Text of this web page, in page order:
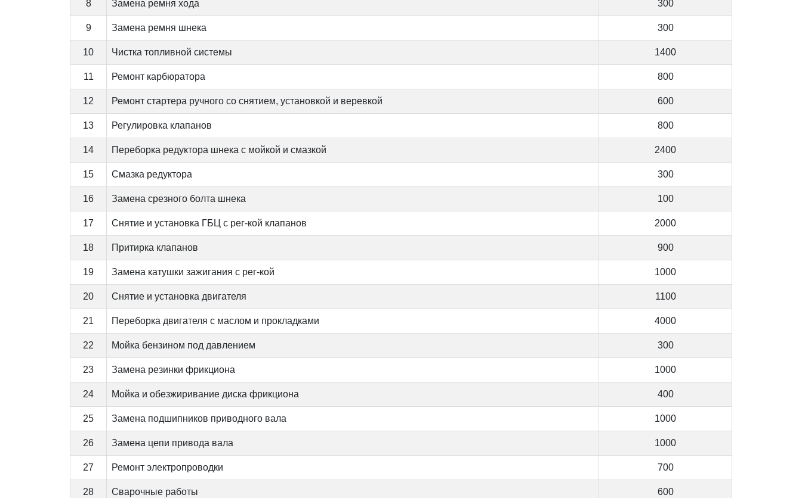
8 Замена ремня хода 300
9 Замена ремня шнека 300
10 Чистка топливной системы 1400
11 Ремонт карбюратора 800
12 Ремонт стартера ручного со снятием, установкой и веревкой 600
13 Регулировка клапанов 800
14 Переборка редуктора шнека с мойкой и смазкой 2400
15 Смазка редуктора 300
16 Замена срезного болта шнека 100
17 Снятие и установка ГБЦ с рег-кой клапанов 2000
18 Притирка клапанов 900
19 Замена катушки зажигания с рег-кой 1000
20 Снятие и установка двигателя 1100
21 Переборка двигателя с маслом и прокладками 4000
22 Мойка бензином под давлением 300
23 Замена резинки фрикциона 1000
24 Мойка и обезжиривание диска фрикциона 400
25 Замена подшипников приводного вала 1000
26 Замена цепи привода вала 1000
27 Ремонт электропроводки 700
28 Сварочные работы 600